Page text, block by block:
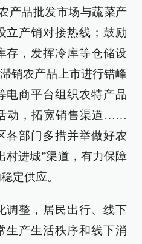
产品批发市场与蔬菜产
立产销对接热线；鼓励
存，发挥冷库等仓储设
销农产品上市进行错峰
电商平台组织农特产品
动，拓宽销售渠道……
各部门多措并举做好农
村进城”渠道，有力保障
定供应。
调整，居民出行、线下
生产生活秩序和线下消